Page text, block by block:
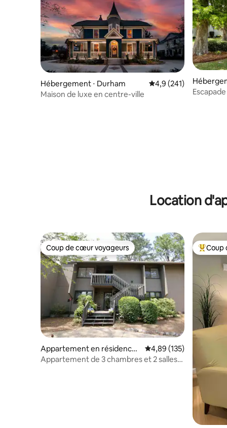
Hébergement ⋅ Durham Évaluation moyenne
4,9 (241)
Maison de luxe en centre-ville
maw
Location
Coup de cœur voyageurs
Coup de cœur voyageurs
Appartement en résidence ⋅
Pinehurst
Évaluation moyenne
4,89 (135)
Appartement de 3 chambres et 2 salles
Coups
Coup